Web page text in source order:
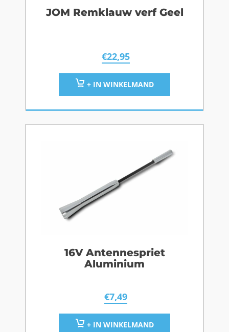
JOM Remklauw verf Geel
€22,95
+ IN WINKELMAND
16V Antennespriet
Aluminium
€7,49
+ IN WINKELMAND